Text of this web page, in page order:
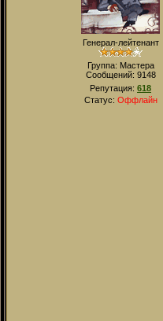
Генерал-лейтенант
Группа: Мастера
Сообщений: 9148
Репутация: 618
Статус: Оффлайн